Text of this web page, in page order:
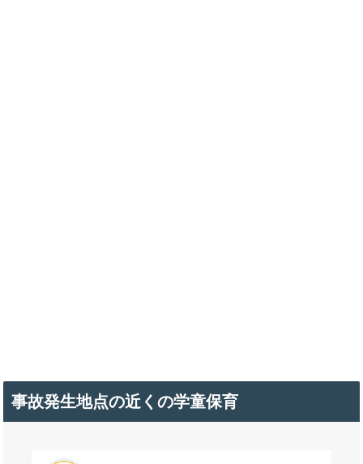
事故発生地点の近くの学童保育